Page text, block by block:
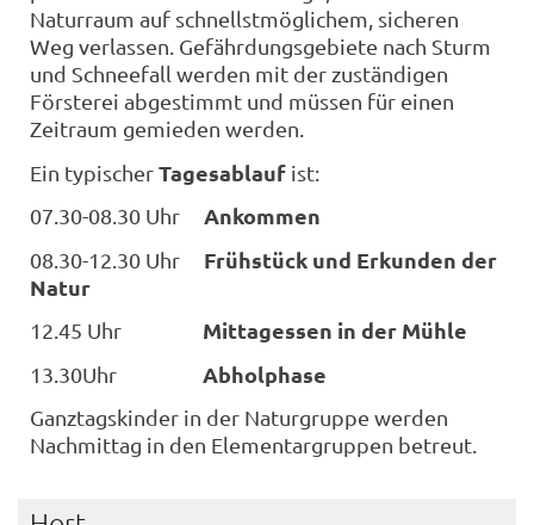
Naturraum auf schnellstmöglichem, sicheren
Weg verlassen. Gefährdungsgebiete nach Sturm
und Schneefall werden mit der zuständigen
Försterei abgestimmt und müssen für einen
Zeitraum gemieden werden.
Ein typischerTagesablauf ist:
07.30-08.30 Uhr Ankommen
08.30-12.30 Uhr Frühstück und Erkunden der
Natur
12.45 Uhr Mittagessen in der Mühle
13.30Uhr Abholphase
Ganztagskinder in der Naturgruppe werden
Nachmittag in den Elementargruppen betreut.